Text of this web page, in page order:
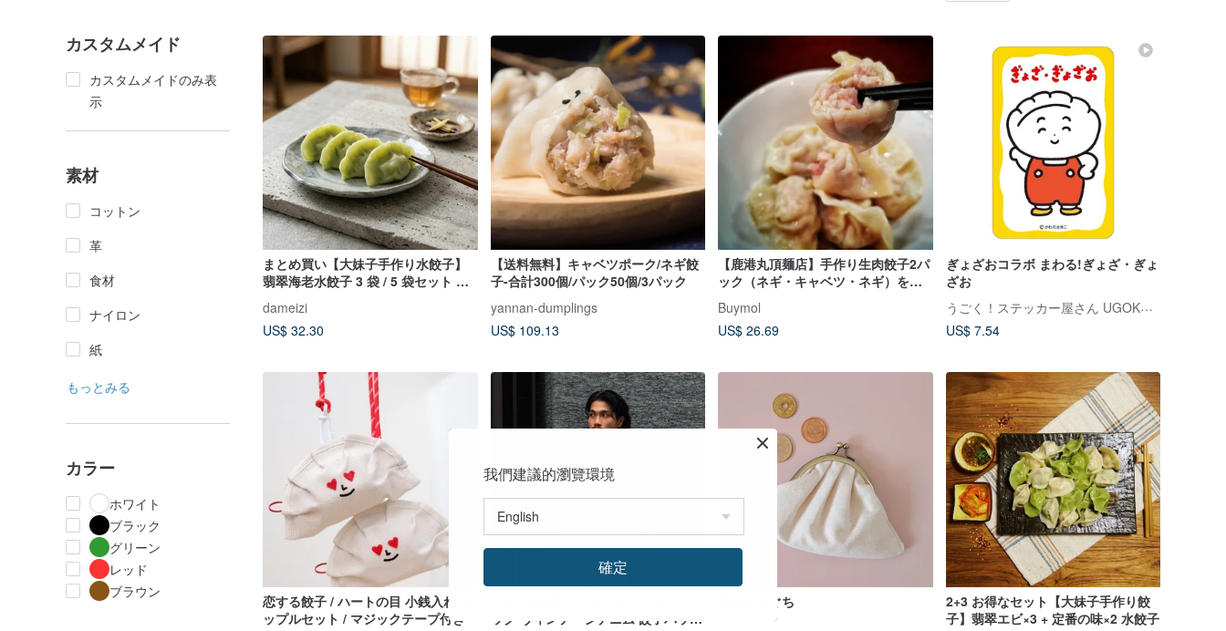
カスタムメイド
カスタムメイドのみ表
示
素材
コットン
革
食材
ナイロン
紙
もっとみる
カラー
ホワイト
ブラック
グリーン
レッド
ブラウン
まとめ買い【大妹子手作り水餃子】
翡翠海老水餃子 3 袋 / 5 袋セット 冷
凍水餃子
dameizi
US$ 32.30
【送料無料】キャベツポーク/ネギ餃
子-合計300個/パック50個/3パック
yannan-dumplings
US$ 109.13
【鹿港丸頂麺店】手作り生肉餃子2パ
ック（ネギ・キャベツ・ネギ）をお
選びください
Buymol
US$ 26.69
ぎょざおコラボ まわる!ぎょざ・ぎょ
ざお
うごく！ステッカー屋さん UGOKU STICKER
US$ 7.54
恋する餃子 / ハートの目 小銭入れ カ
ップルセット / マジックテープ付き
ッグ ヴィンテージデニム 餃子バッグ
餃子がまぐち
2+3 お得なセット【大妹子手作り餃
子】翡翠エビ×3 + 定番の味×2 水餃子
我們建議的瀏覽環境
確定